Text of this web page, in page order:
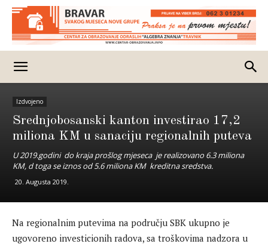
Izdvojeno
Srednjobosanski kanton investirao 17,2
miliona KM u sanaciju regionalnih puteva
U 2019.godini do kraja prošlog mjeseca je realizovano 6.3 miliona
KM, d toga se iznos od 5.6 miliona KM kreditna sredstva.
20. Augusta 2019.
Na regionalnim putevima na području SBK ukupno je
ugovoreno investicionih radova, sa troškovima nadzora u